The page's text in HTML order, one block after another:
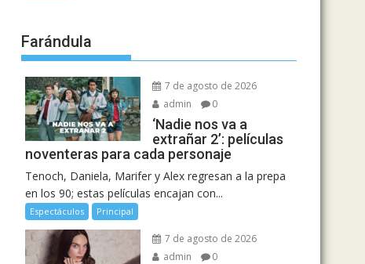
Farándula
7 de agosto de 2026
admin
0
‘Nadie nos va a
extrañar 2’: películas
noventeras para cada personaje
Tenoch, Daniela, Marifer y Alex regresan a la prepa
en los 90; estas películas encajan con...
Espectáculos Principal
7 de agosto de 2026
admin
0